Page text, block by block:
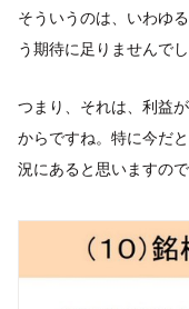
そういうのは、いわゆ
う期待に足りませんで
つまり、それは、利益
からですね。特に今だ
況にあると思いますの